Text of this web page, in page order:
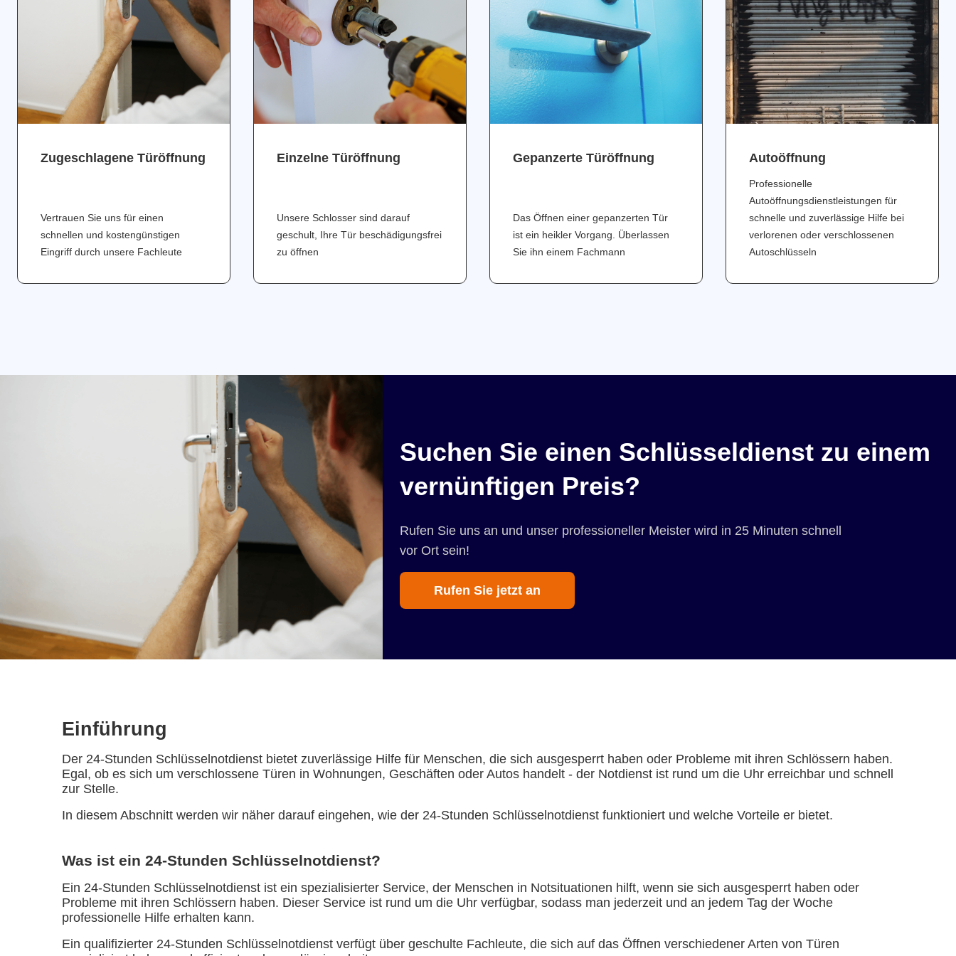
Zugeschlagene Türöffnung
Vertrauen Sie uns für einen
schnellen und kostengünstigen
Eingriff durch unsere Fachleute
Einzelne Türöffnung
Unsere Schlosser sind darauf
geschult, Ihre Tür beschädigungsfrei
zu öffnen
Gepanzerte Türöffnung
Das Öffnen einer gepanzerten Tür
ist ein heikler Vorgang. Überlassen
Sie ihn einem Fachmann
Аutoöffnung
Professionelle
Autoöffnungsdienstleistungen für
schnelle und zuverlässige Hilfe bei
verlorenen oder verschlossenen
Autoschlüsseln
Suchen Sie einen Schlüsseldienst zu einem
vernünftigen Preis?
Rufen Sie uns an und unser professioneller Meister wird in 25 Minuten schnell
vor Ort sein!
Rufen Sie jetzt an
Einführung
Der 24-Stunden Schlüsselnotdienst bietet zuverlässige Hilfe für Menschen, die sich ausgesperrt haben oder Probleme mit ihren Schlössern haben.
Egal, ob es sich um verschlossene Türen in Wohnungen, Geschäften oder Autos handelt - der Notdienst ist rund um die Uhr erreichbar und schnell
zur Stelle.
In diesem Abschnitt werden wir näher darauf eingehen, wie der 24-Stunden Schlüsselnotdienst funktioniert und welche Vorteile er bietet.
Was ist ein 24-Stunden Schlüsselnotdienst?
Ein 24-Stunden Schlüsselnotdienst ist ein spezialisierter Service, der Menschen in Notsituationen hilft, wenn sie sich ausgesperrt haben oder
Probleme mit ihren Schlössern haben. Dieser Service ist rund um die Uhr verfügbar, sodass man jederzeit und an jedem Tag der Woche
professionelle Hilfe erhalten kann.
Ein qualifizierter 24-Stunden Schlüsselnotdienst verfügt über geschulte Fachleute, die sich auf das Öffnen verschiedener Arten von Türen